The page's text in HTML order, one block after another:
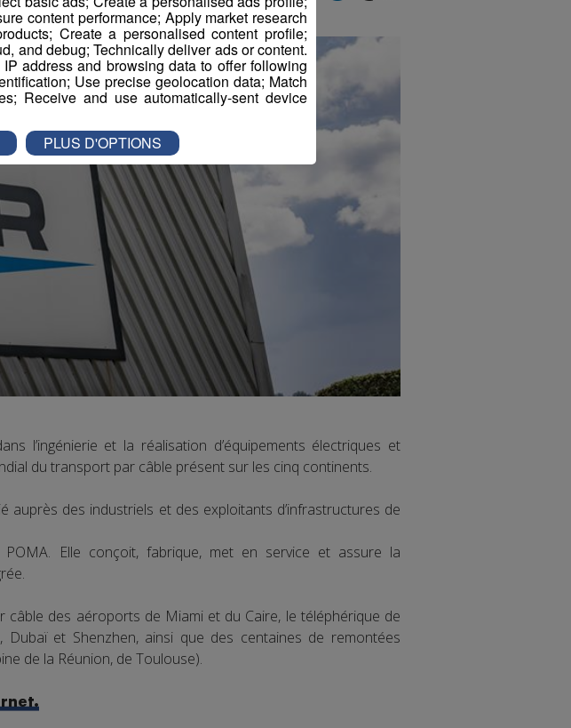
l’ingénierie et la réalisation d’équipements électriques et
du transport par câble présent sur les cinq continents.
auprès des industriels et des exploitants d’infrastructures de
Elle conçoit, fabrique, met en service et assure la
des aéroports de Miami et du Caire, le téléphérique de
et Shenzhen, ainsi que des centaines de remontées
de la Réunion, de Toulouse).
content performance; Apply market research
Create a personalised content profile;
and debug; Technically deliver ads or content.
address and browsing data to offer following
Use precise geolocation data; Match
Receive and use automatically-sent device
PLUS D'OPTIONS